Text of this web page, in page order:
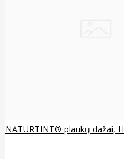
NATURTINT® plaukų dažai,